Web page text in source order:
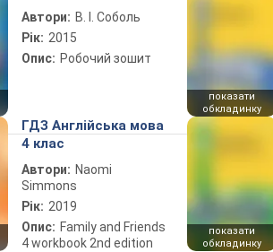
Автори: В. І. Соболь
Рік: 2015
Опис: Робочий зошит
показати
обкладинку
ГДЗ Англійська мова
4 клас
Автори: Naomi
Simmons
Рік: 2019
Опис: Family and Friends
4 workbook 2nd edition
показати
обкладинку